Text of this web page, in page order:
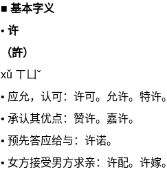
■ 基本字义
• 许
（許）
xǔ ㄒㄩˇ
• 应允，认可：许可。允许。特许
• 承认其优点：赞许。嘉许。
• 预先答应给与：许诺。
• 女方接受男方求亲：许配。许嫁